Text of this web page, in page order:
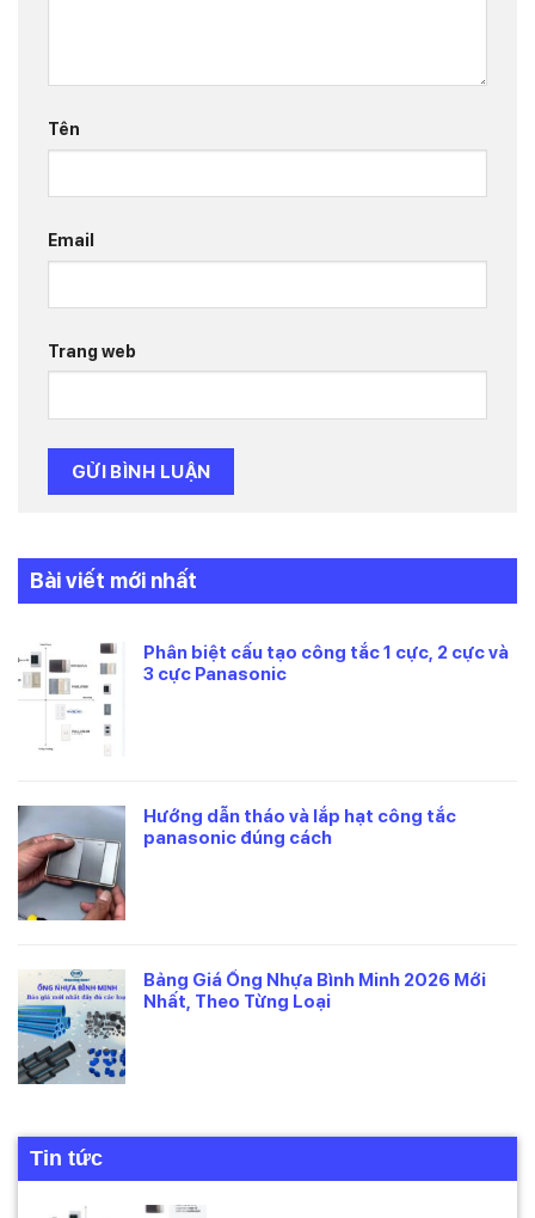
Tên
Email
Trang web
Bài viết mới nhất
Phân biệt cấu tạo công tắc 1 cực, 2 cực và
3 cực Panasonic
Hướng dẫn tháo và lắp hạt công tắc
panasonic đúng cách
Bảng Giá Ống Nhựa Bình Minh 2026 Mới
Nhất, Theo Từng Loại
Tin tức